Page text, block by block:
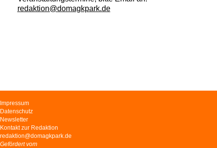
redaktion@domagkpark.de
Navigation
überspringen
Impressum
Datenschutz
Newsletter
Kontakt zur Redaktion
redaktion@domagkpark.de
Gefördert vom